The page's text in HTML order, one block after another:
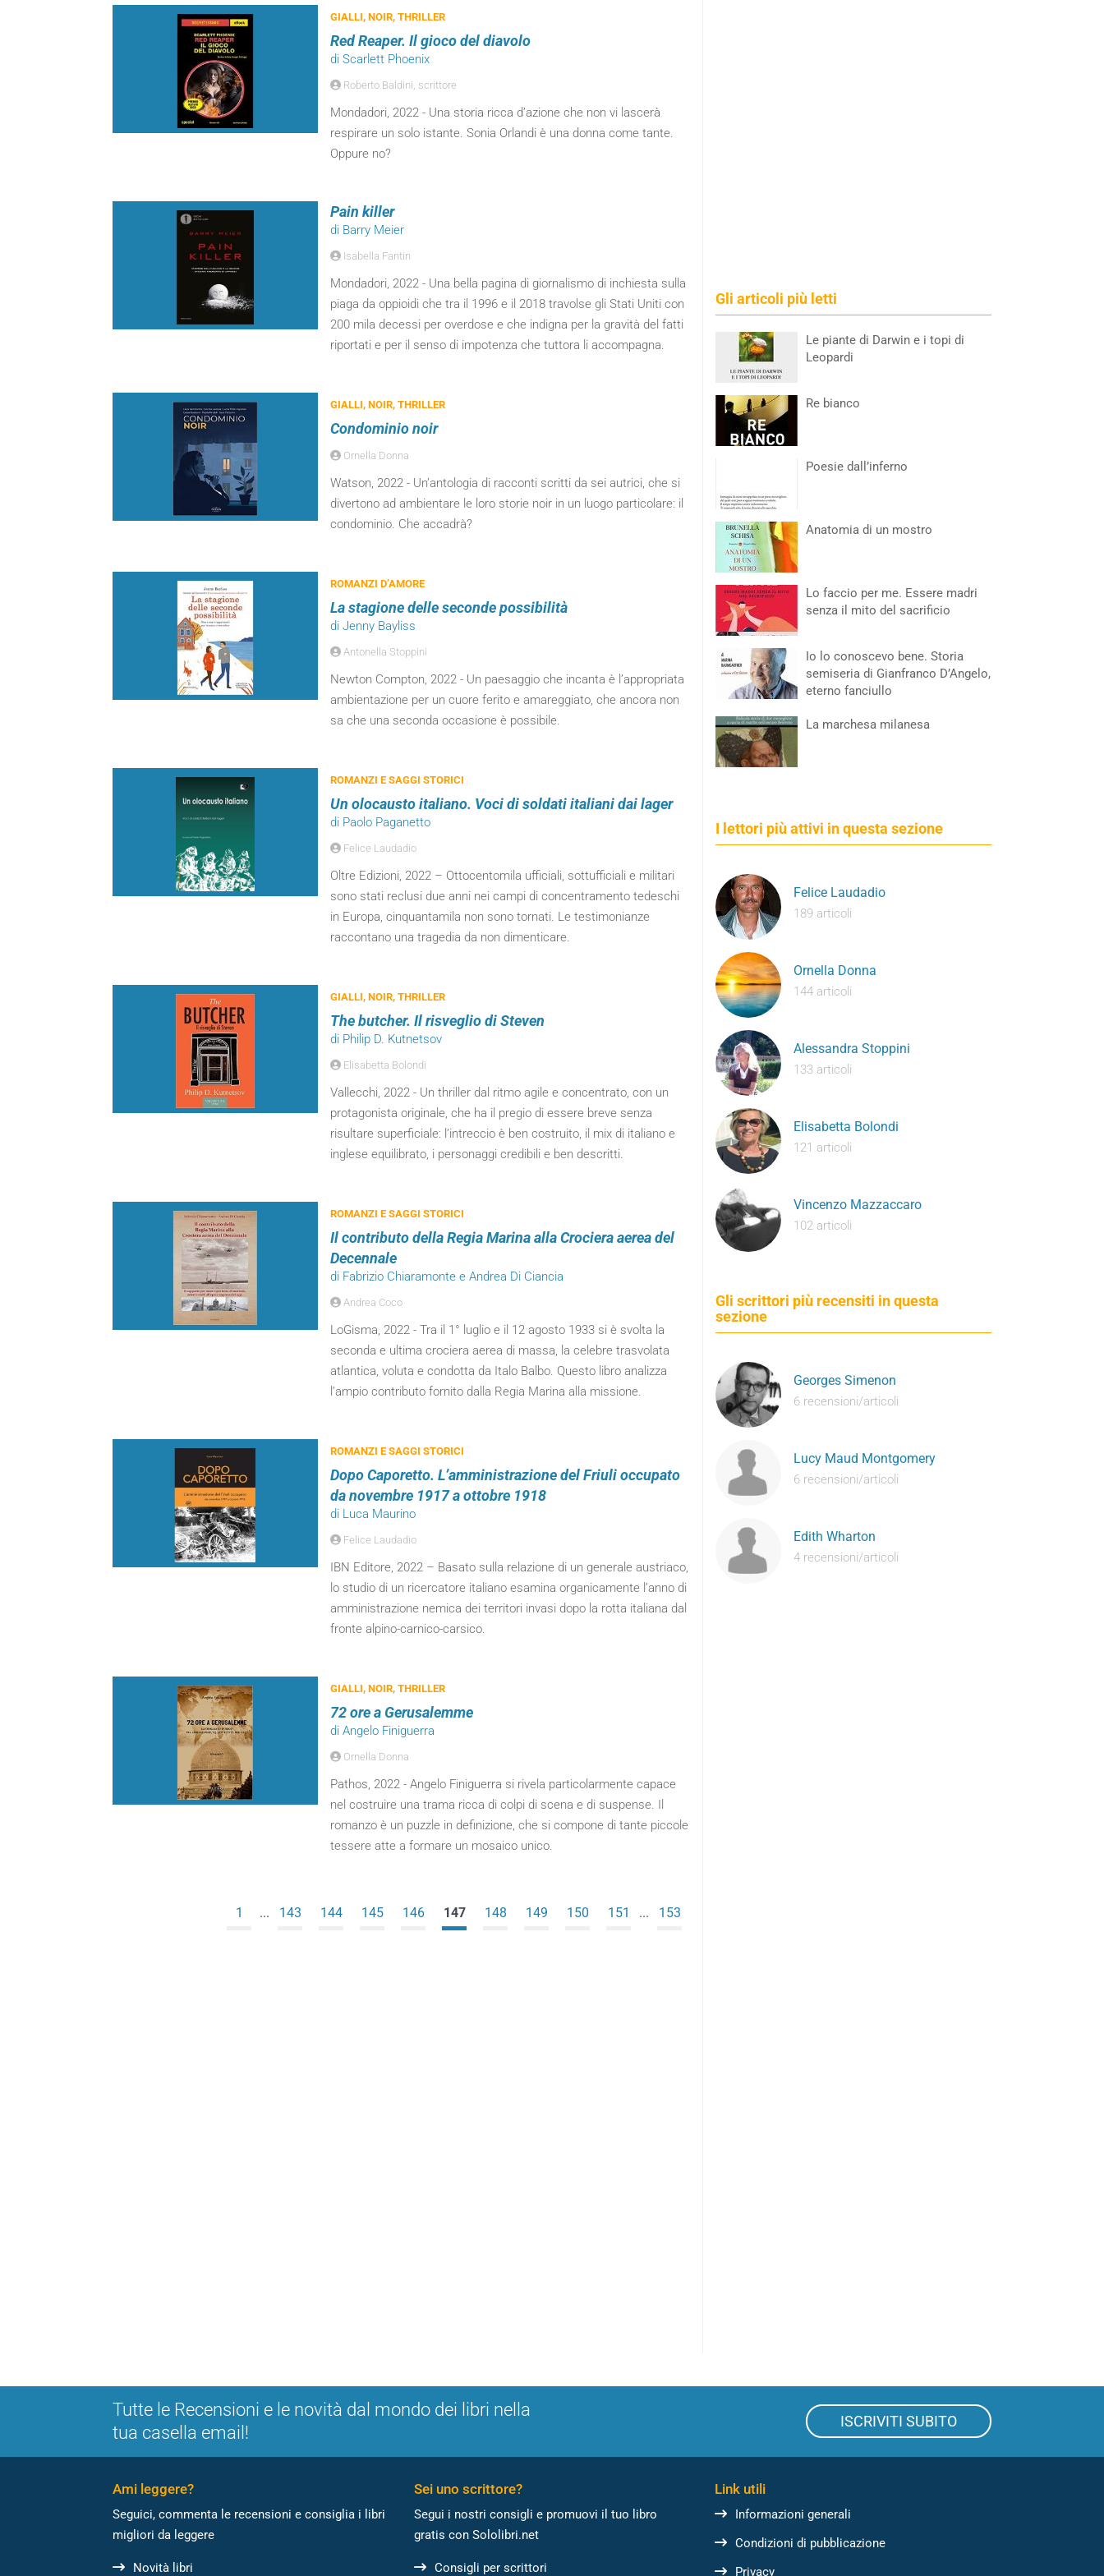
GIALLI, NOIR, THRILLER
Red Reaper. Il gioco del diavolo
di Scarlett Phoenix
Roberto Baldini, scrittore
Mondadori, 2022 - Una storia ricca d’azione che non vi lascerà
respirare un solo istante. Sonia Orlandi è una donna come tante.
Oppure no?
Pain killer
di Barry Meier
Isabella Fantin
Mondadori, 2022 - Una bella pagina di giornalismo di inchiesta sulla
piaga da oppioidi che tra il 1996 e il 2018 travolse gli Stati Uniti con
200 mila decessi per overdose e che indigna per la gravità del fatti
riportati e per il senso di impotenza che tuttora li accompagna.
GIALLI, NOIR, THRILLER
Condominio noir
Ornella Donna
Watson, 2022 - Un’antologia di racconti scritti da sei autrici, che si
divertono ad ambientare le loro storie noir in un luogo particolare: il
condominio. Che accadrà?
ROMANZI D’AMORE
La stagione delle seconde possibilità
di Jenny Bayliss
Antonella Stoppini
Newton Compton, 2022 - Un paesaggio che incanta è l’appropriata
ambientazione per un cuore ferito e amareggiato, che ancora non
sa che una seconda occasione è possibile.
ROMANZI E SAGGI STORICI
Un olocausto italiano. Voci di soldati italiani dai lager
di Paolo Paganetto
Felice Laudadio
Oltre Edizioni, 2022 – Ottocentomila ufficiali, sottufficiali e militari
sono stati reclusi due anni nei campi di concentramento tedeschi
in Europa, cinquantamila non sono tornati. Le testimonianze
raccontano una tragedia da non dimenticare.
GIALLI, NOIR, THRILLER
The butcher. Il risveglio di Steven
di Philip D. Kutnetsov
Elisabetta Bolondi
Vallecchi, 2022 - Un thriller dal ritmo agile e concentrato, con un
protagonista originale, che ha il pregio di essere breve senza
risultare superficiale: l’intreccio è ben costruito, il mix di italiano e
inglese equilibrato, i personaggi credibili e ben descritti.
ROMANZI E SAGGI STORICI
Il contributo della Regia Marina alla Crociera aerea del
Decennale
di Fabrizio Chiaramonte e Andrea Di Ciancia
Andrea Coco
LoGisma, 2022 - Tra il 1° luglio e il 12 agosto 1933 si è svolta la
seconda e ultima crociera aerea di massa, la celebre trasvolata
atlantica, voluta e condotta da Italo Balbo. Questo libro analizza
l’ampio contributo fornito dalla Regia Marina alla missione.
ROMANZI E SAGGI STORICI
Dopo Caporetto. L’amministrazione del Friuli occupato
da novembre 1917 a ottobre 1918
di Luca Maurino
Felice Laudadio
IBN Editore, 2022 – Basato sulla relazione di un generale austriaco,
lo studio di un ricercatore italiano esamina organicamente l’anno di
amministrazione nemica dei territori invasi dopo la rotta italiana dal
fronte alpino-carnico-carsico.
GIALLI, NOIR, THRILLER
72 ore a Gerusalemme
di Angelo Finiguerra
Ornella Donna
Pathos, 2022 - Angelo Finiguerra si rivela particolarmente capace
nel costruire una trama ricca di colpi di scena e di suspense. Il
romanzo è un puzzle in definizione, che si compone di tante piccole
tessere atte a formare un mosaico unico.
1 ... 143 144 145 146 147 148 149 150 151 ... 153
Gli articoli più letti
Le piante di Darwin e i topi di
Leopardi
Re bianco
Poesie dall’inferno
Anatomia di un mostro
Lo faccio per me. Essere madri
senza il mito del sacrificio
Io lo conoscevo bene. Storia
semiseria di Gianfranco D’Angelo,
eterno fanciullo
La marchesa milanesa
I lettori più attivi in questa sezione
Felice Laudadio
189 articoli
Ornella Donna
144 articoli
Alessandra Stoppini
133 articoli
Elisabetta Bolondi
121 articoli
Vincenzo Mazzaccaro
102 articoli
Gli scrittori più recensiti in questa
sezione
Georges Simenon
6 recensioni/articoli
Lucy Maud Montgomery
6 recensioni/articoli
Edith Wharton
4 recensioni/articoli
Tutte le Recensioni e le novità dal mondo dei libri nella
tua casella email!
ISCRIVITI SUBITO
Ami leggere?
Seguici, commenta le recensioni e consiglia i libri
migliori da leggere
Novità libri
Sei uno scrittore?
Segui i nostri consigli e promuovi il tuo libro
gratis con Sololibri.net
Consigli per scrittori
Link utili
Informazioni generali
Condizioni di pubblicazione
Privacy